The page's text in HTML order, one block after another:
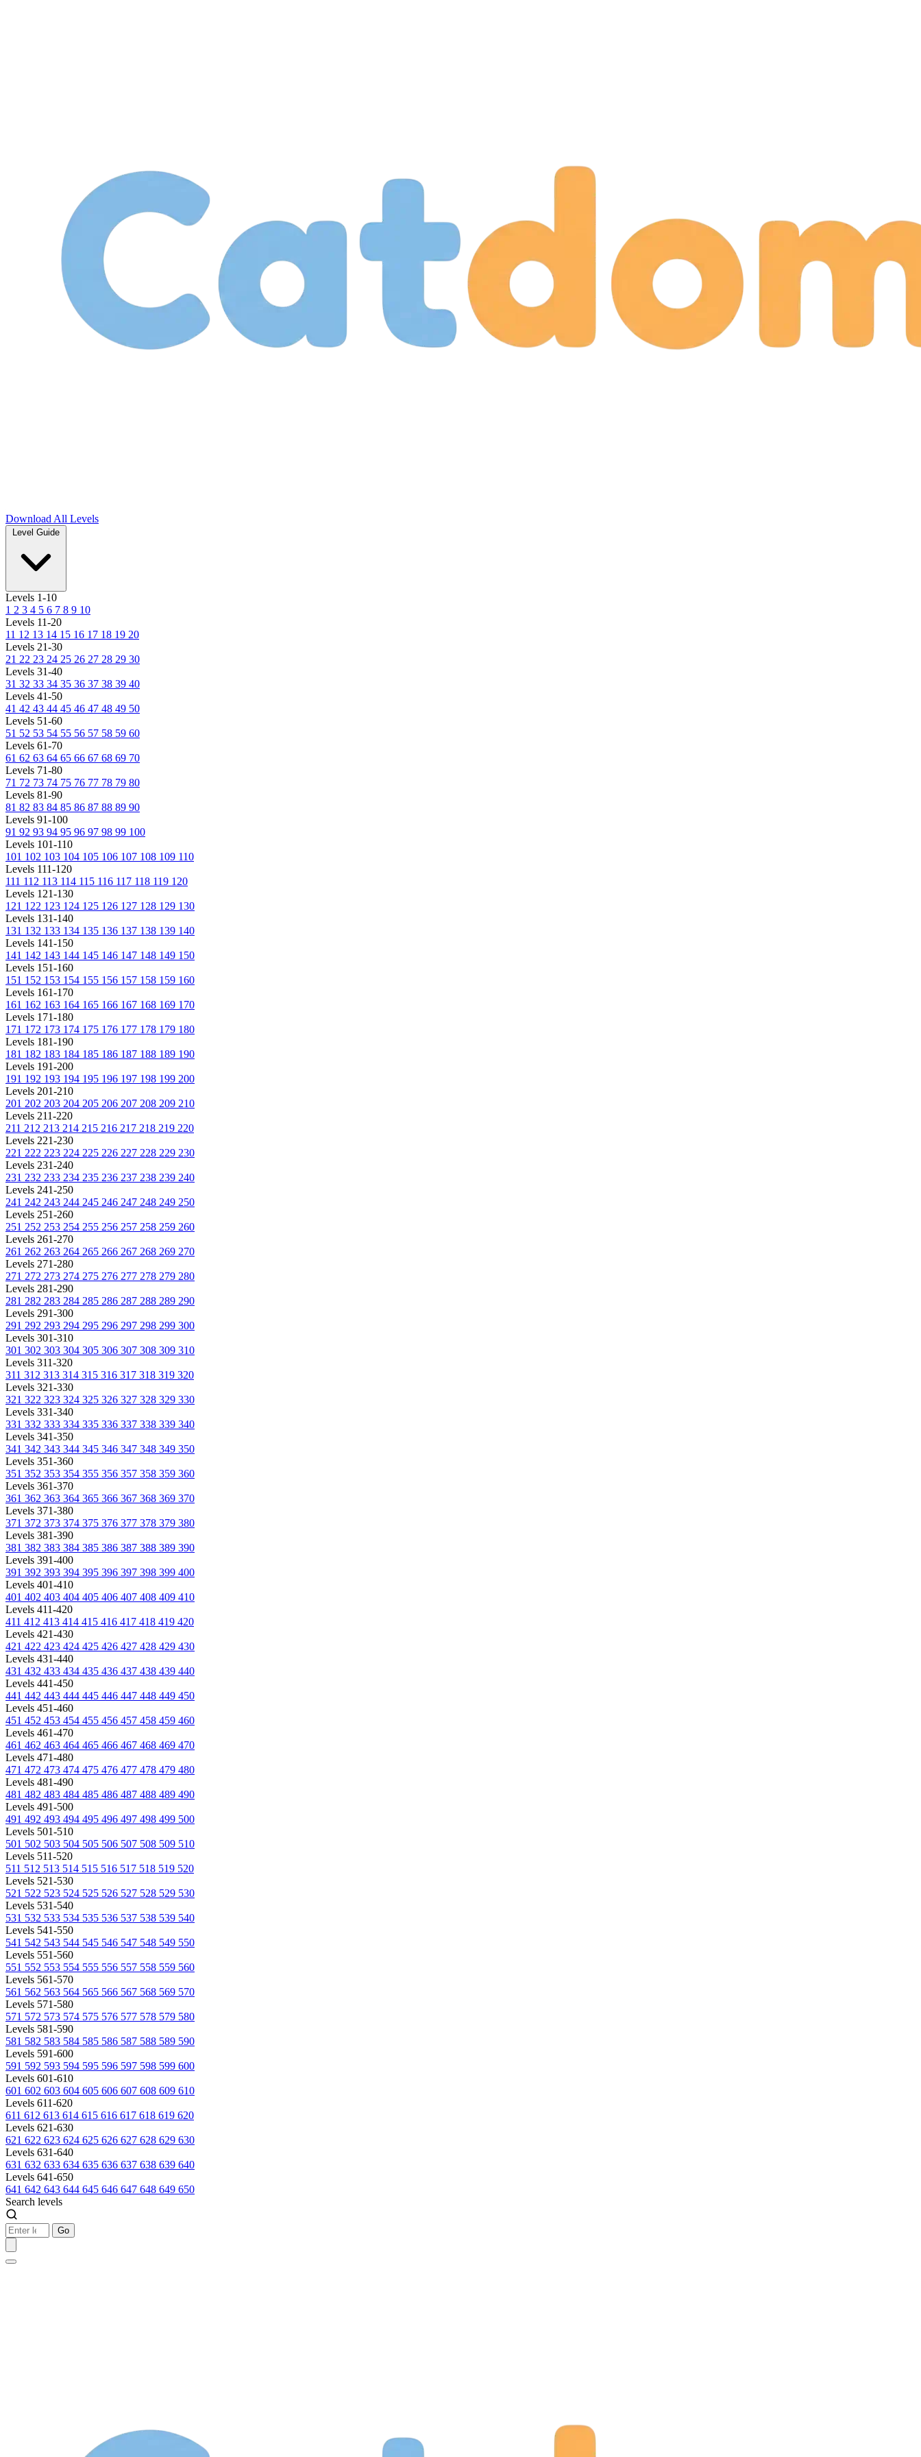
Download All Levels
Level Guide
Levels 1-10
1 2 3 4 5 6 7 8 9 10
Levels 11-20
11 12 13 14 15 16 17 18 19 20
Levels 21-30
21 22 23 24 25 26 27 28 29 30
Levels 31-40
31 32 33 34 35 36 37 38 39 40
Levels 41-50
41 42 43 44 45 46 47 48 49 50
Levels 51-60
51 52 53 54 55 56 57 58 59 60
Levels 61-70
61 62 63 64 65 66 67 68 69 70
Levels 71-80
71 72 73 74 75 76 77 78 79 80
Levels 81-90
81 82 83 84 85 86 87 88 89 90
Levels 91-100
91 92 93 94 95 96 97 98 99 100
Levels 101-110
101 102 103 104 105 106 107 108 109 110
Levels 111-120
111 112 113 114 115 116 117 118 119 120
Levels 121-130
121 122 123 124 125 126 127 128 129 130
Levels 131-140
131 132 133 134 135 136 137 138 139 140
Levels 141-150
141 142 143 144 145 146 147 148 149 150
Levels 151-160
151 152 153 154 155 156 157 158 159 160
Levels 161-170
161 162 163 164 165 166 167 168 169 170
Levels 171-180
171 172 173 174 175 176 177 178 179 180
Levels 181-190
181 182 183 184 185 186 187 188 189 190
Levels 191-200
191 192 193 194 195 196 197 198 199 200
Levels 201-210
201 202 203 204 205 206 207 208 209 210
Levels 211-220
211 212 213 214 215 216 217 218 219 220
Levels 221-230
221 222 223 224 225 226 227 228 229 230
Levels 231-240
231 232 233 234 235 236 237 238 239 240
Levels 241-250
241 242 243 244 245 246 247 248 249 250
Levels 251-260
251 252 253 254 255 256 257 258 259 260
Levels 261-270
261 262 263 264 265 266 267 268 269 270
Levels 271-280
271 272 273 274 275 276 277 278 279 280
Levels 281-290
281 282 283 284 285 286 287 288 289 290
Levels 291-300
291 292 293 294 295 296 297 298 299 300
Levels 301-310
301 302 303 304 305 306 307 308 309 310
Levels 311-320
311 312 313 314 315 316 317 318 319 320
Levels 321-330
321 322 323 324 325 326 327 328 329 330
Levels 331-340
331 332 333 334 335 336 337 338 339 340
Levels 341-350
341 342 343 344 345 346 347 348 349 350
Levels 351-360
351 352 353 354 355 356 357 358 359 360
Levels 361-370
361 362 363 364 365 366 367 368 369 370
Levels 371-380
371 372 373 374 375 376 377 378 379 380
Levels 381-390
381 382 383 384 385 386 387 388 389 390
Levels 391-400
391 392 393 394 395 396 397 398 399 400
Levels 401-410
401 402 403 404 405 406 407 408 409 410
Levels 411-420
411 412 413 414 415 416 417 418 419 420
Levels 421-430
421 422 423 424 425 426 427 428 429 430
Levels 431-440
431 432 433 434 435 436 437 438 439 440
Levels 441-450
441 442 443 444 445 446 447 448 449 450
Levels 451-460
451 452 453 454 455 456 457 458 459 460
Levels 461-470
461 462 463 464 465 466 467 468 469 470
Levels 471-480
471 472 473 474 475 476 477 478 479 480
Levels 481-490
481 482 483 484 485 486 487 488 489 490
Levels 491-500
491 492 493 494 495 496 497 498 499 500
Levels 501-510
501 502 503 504 505 506 507 508 509 510
Levels 511-520
511 512 513 514 515 516 517 518 519 520
Levels 521-530
521 522 523 524 525 526 527 528 529 530
Levels 531-540
531 532 533 534 535 536 537 538 539 540
Levels 541-550
541 542 543 544 545 546 547 548 549 550
Levels 551-560
551 552 553 554 555 556 557 558 559 560
Levels 561-570
561 562 563 564 565 566 567 568 569 570
Levels 571-580
571 572 573 574 575 576 577 578 579 580
Levels 581-590
581 582 583 584 585 586 587 588 589 590
Levels 591-600
591 592 593 594 595 596 597 598 599 600
Levels 601-610
601 602 603 604 605 606 607 608 609 610
Levels 611-620
611 612 613 614 615 616 617 618 619 620
Levels 621-630
621 622 623 624 625 626 627 628 629 630
Levels 631-640
631 632 633 634 635 636 637 638 639 640
Levels 641-650
641 642 643 644 645 646 647 648 649 650
Search levels
Go